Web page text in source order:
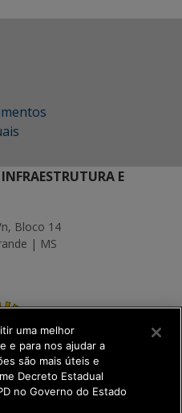
E
n, Bloco 14
| MS
uma melhor
e para nos ajudar a
são mais úteis e
Decreto Estadual
no Governo do Estado